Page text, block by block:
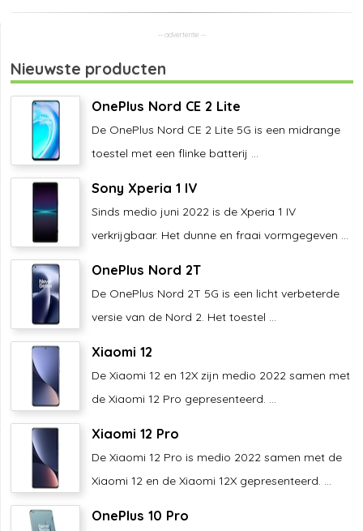
Nieuwste producten
OnePlus Nord CE 2 Lite
De OnePlus Nord CE 2 Lite 5G is een midrange
toestel met een flinke batterij ...
Sony Xperia 1 IV
Sinds medio juni 2022 is de Xperia 1 IV
verkrijgbaar. Het dunne en fraai vormgegeven ...
OnePlus Nord 2T
De OnePlus Nord 2T 5G is een licht verbeterde
versie van de Nord 2. Het toestel ...
Xiaomi 12
De Xiaomi 12 en 12X zijn medio 2022 samen met
de Xiaomi 12 Pro gepresenteerd. ...
Xiaomi 12 Pro
De Xiaomi 12 Pro is medio 2022 samen met de
Xiaomi 12 en de Xiaomi 12X gepresenteerd. ...
OnePlus 10 Pro